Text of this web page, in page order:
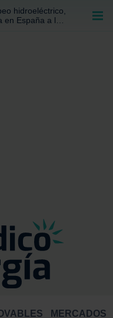
hidroeléctrico,
España a la
MERCADOS